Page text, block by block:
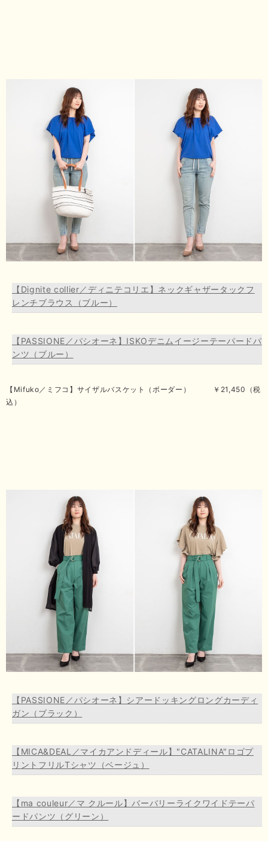
【Dignite collier／ディニテコリエ】ネックギャザータックフ
レンチブラウス（ブルー）
【PASSIONE／パシオーネ】ISKOデニムイージーテーパードパ
ンツ（ブルー）
【Mifuko／ミフコ】サイザルバスケット（ボーダー） ￥21,450（税
込）
【PASSIONE／パシオーネ】シアードッキングロングカーディ
ガン（ブラック）
【MICA&DEAL／マイカアンドディール】"CATALINA"ロゴプ
リントフリルTシャツ（ベージュ）
【ma couleur／マ クルール】バーバリーライクワイドテーパ
ードパンツ（グリーン）